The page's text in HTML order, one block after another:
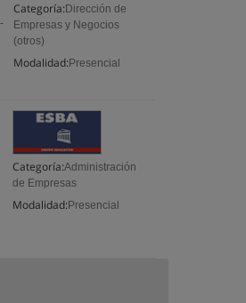
Categoría: Dirección de
Empresas y Negocios
(otros)
Modalidad: Presencial
Categoría:Administración
de Empresas
Modalidad: Presencial